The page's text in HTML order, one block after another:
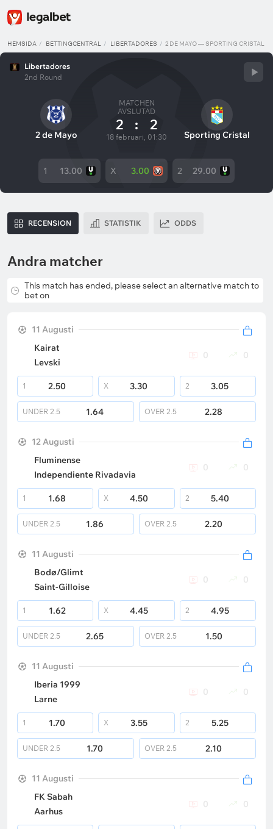
HEMSIDA BETTINGCENTRAL LIBERTADORES 2 DE MAYO — SPORTING CRISTAL
Libertadores
2nd Round
2 de Mayo
MATCHEN
AVSLUTAD
2 : 2
18 februari, 01:30 Sporting Cristal
1 13.00 X 3.00 2 29.00
RECENSION STATISTIK ODDS
Andra matcher
This match has ended, please select an alternative match to
bet on
11 Augusti
Kairat
Levski
0 0
1 2.50 X 3.30 2 3.05
UNDER 2.5 1.64 OVER 2.5 2.28
12 Augusti
Fluminense
Independiente Rivadavia
0 0
1 1.68 X 4.50 2 5.40
UNDER 2.5 1.86 OVER 2.5 2.20
11 Augusti
Bodø/Glimt
Saint-Gilloise
0 0
1 1.62 X 4.45 2 4.95
UNDER 2.5 2.65 OVER 2.5 1.50
11 Augusti
Iberia 1999
Larne
0 0
1 1.70 X 3.55 2 5.25
UNDER 2.5 1.70 OVER 2.5 2.10
11 Augusti
FK Sabah
Aarhus
0 0